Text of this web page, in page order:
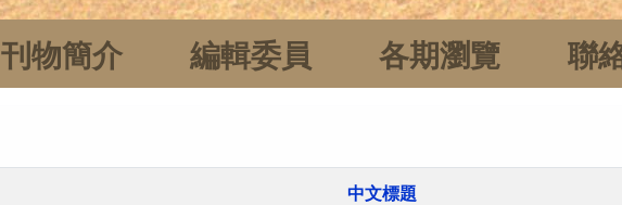
刊物簡介 編輯委員 各期瀏覽 聯
中文標題